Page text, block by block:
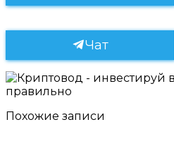
Чат
Похожие записи